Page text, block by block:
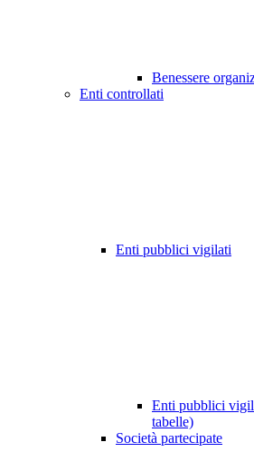
Benessere
Enti controllati
Enti pubblici vigilati
Enti pubblici
tabelle)
Società partecipate